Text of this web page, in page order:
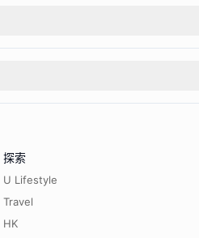
探索
U Lifestyle
Travel
HK